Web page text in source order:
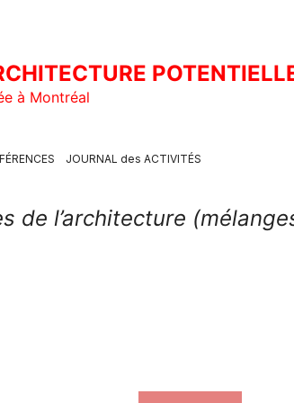
à Montréal
JOURNAL des ACTIVITÉS
de l’architecture